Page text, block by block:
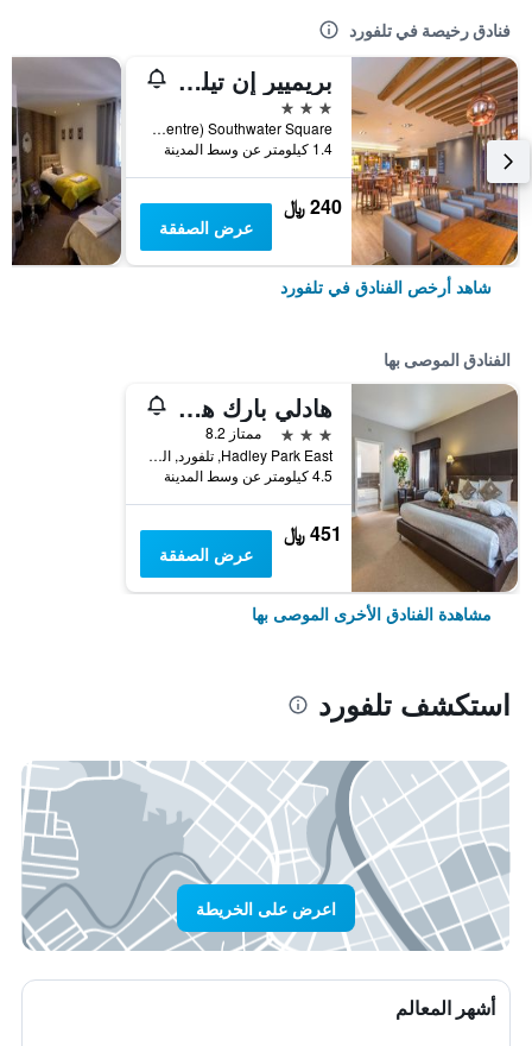
فنادق رخيصة في تلفورد
بريميير إن تيلفورد إنترناشونال س نتهت
3 نجوم
Telford (The International Centre) Southwater Square, تلفورد, المملكة المتحدة
1.4 كيلومتر عن وسط المدينة
240 ﷼
عرض الصفقة
شاهد أرخص الفنادق في تلفورد
الفنادق الموصى بها
هادلي بارك هاوس هوتل
3 نجوم
ممتاز 8.2
Hadley Park East, تلفورد, المملكة المتحدة
4.5 كيلومتر عن وسط المدينة
451 ﷼
عرض الصفقة
مشاهدة الفنادق الأخرى الموصى بها
استكشف تلفورد
اعرض على الخريطة
أشهر المعالم